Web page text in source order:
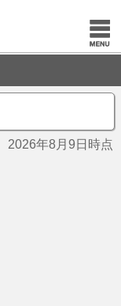
2026年8月9日時点